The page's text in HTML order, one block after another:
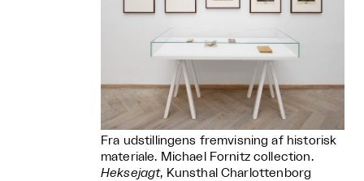
Fra udstillingens fremvisning af historisk
materiale. Michael Fornitz collection.
Heksejagt, Kunsthal Charlottenborg